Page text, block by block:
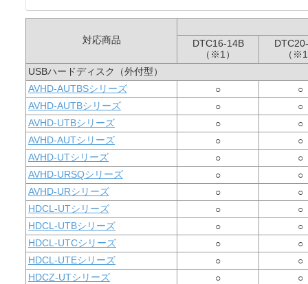
対応商品
DTC16-14B
（※1）
（
USBハードディスク（外付型）
AVHD-AUTBSシリーズ
○
○
AVHD-AUTBシリーズ
○
○
AVHD-UTBシリーズ
○
○
AVHD-AUTシリーズ
○
○
AVHD-UTシリーズ
○
○
AVHD-URSQシリーズ
○
○
AVHD-URシリーズ
○
○
HDCL-UTシリーズ
○
○
HDCL-UTBシリーズ
○
○
HDCL-UTCシリーズ
○
○
HDCL-UTEシリーズ
○
○
HDCZ-UTシリーズ
○
○